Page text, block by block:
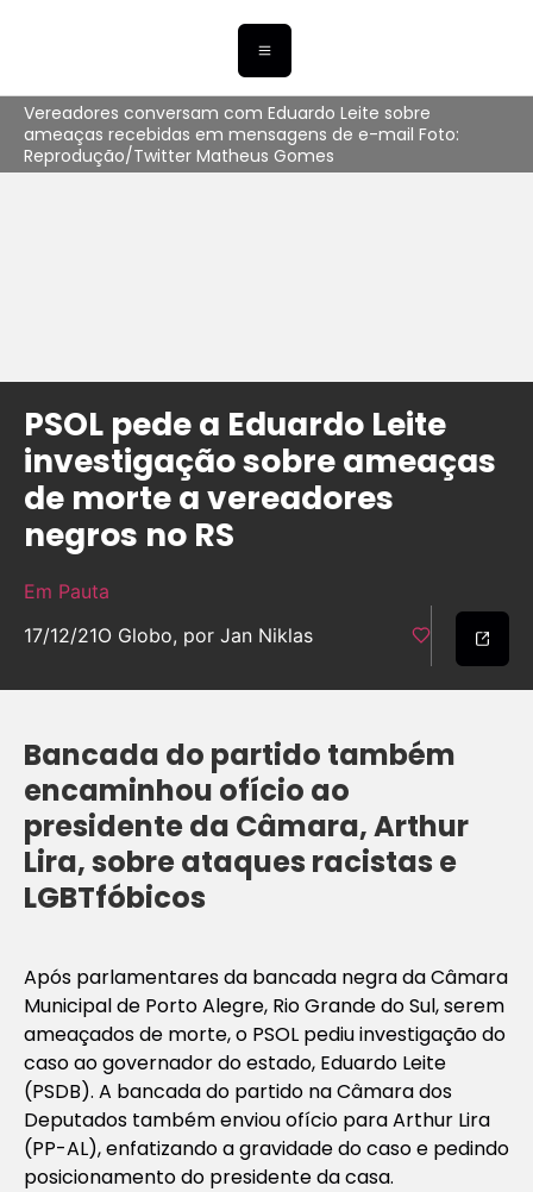
Vereadores conversam com Eduardo Leite sobre
ameaças recebidas em mensagens de e-mail Foto:
Reprodução/Twitter Matheus Gomes
PSOL pede a Eduardo Leite
investigação sobre ameaças
de morte a vereadores
negros no RS
Em Pauta
17/12/21O Globo, por Jan Niklas
Bancada do partido também
encaminhou ofício ao
presidente da Câmara, Arthur
Lira, sobre ataques racistas e
LGBTfóbicos
Após parlamentares da bancada negra da Câmara
Municipal de Porto Alegre, Rio Grande do Sul, serem
ameaçados de morte, o PSOL pediu investigação do
caso ao governador do estado, Eduardo Leite
(PSDB). A bancada do partido na Câmara dos
Deputados também enviou ofício para Arthur Lira
(PP-AL), enfatizando a gravidade do caso e pedindo
posicionamento do presidente da casa.